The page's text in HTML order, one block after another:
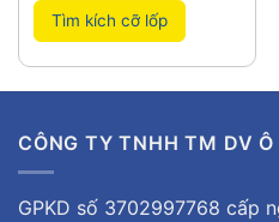
Tìm kích cỡ lốp
CÔNG TY TNHH TM DV Ô
GPKD số 3702997768 cấp